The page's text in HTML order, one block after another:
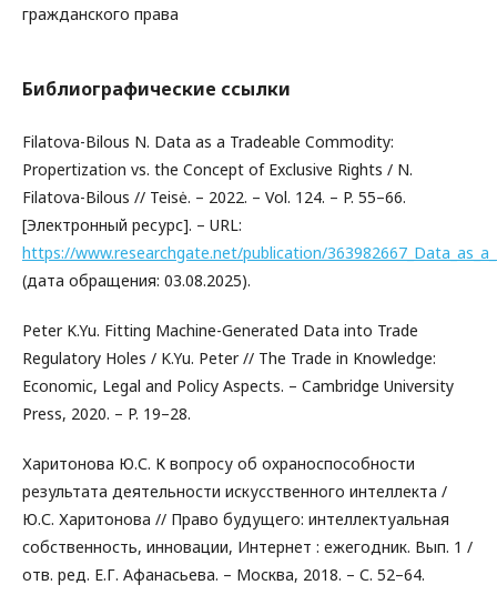
гражданского права
Библиографические ссылки
Filatova-Bilous N. Data as a Tradeable Commodity:
Propertization vs. the Concept of Exclusive Rights / N.
Filatova-Bilous // Teisė. – 2022. – Vol. 124. – P. 55–66.
[Электронный ресурс]. – URL:
https://www.researchgate.net/publication/
(дата обращения: 03.08.2025).
Peter K.Yu. Fitting Machine-Generated Data into Trade
Regulatory Holes / K.Yu. Peter // The Trade in Knowledge:
Economic, Legal and Policy Aspects. – Cambridge University
Press, 2020. – P. 19–28.
Харитонова Ю.С. К вопросу об охраноспособности
результата деятельности искусственного интеллекта /
Ю.С. Харитонова // Право будущего: интеллектуальная
собственность, инновации, Интернет : ежегодник. Вып. 1 /
отв. ред. Е.Г. Афанасьева. – Москва, 2018. – С. 52–64.